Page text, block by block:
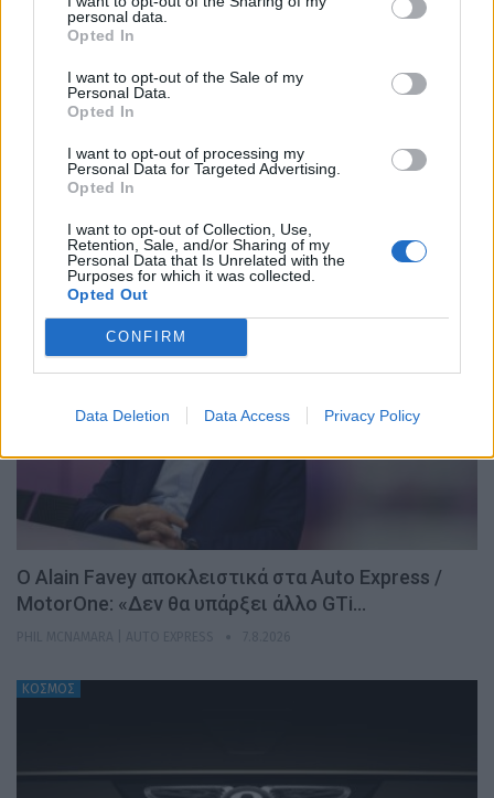
personal data.
Opted In
I want to opt-out of the Sale of my
Personal Data.
Opted In
I want to opt-out of processing my
Personal Data for Targeted Advertising.
Opted In
I want to opt-out of Collection, Use,
Retention, Sale, and/or Sharing of my
Personal Data that Is Unrelated with the
Purposes for which it was collected.
Opted Out
CONFIRM
Data Deletion Data Access Privacy Policy
ΝΊΚΟΣ ΝΑΟΎΜ 8.8.2026
ΚΟΣΜΟΣ
Ο Alain Favey αποκλειστικά στα Auto Express /
MotorOne: «Δεν θα υπάρξει άλλο GTi…
ΚΟΣΜΟΣ